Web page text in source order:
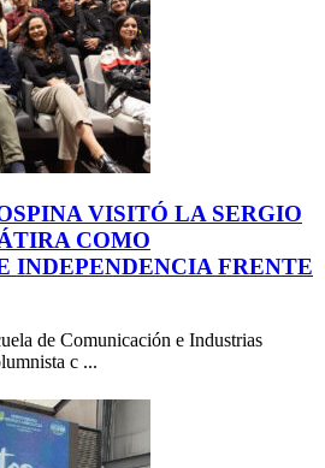
VISITÓ LA SERGIO
COMO
INDEPENDENCIA FRENTE
de Comunicación e Industrias
c ...